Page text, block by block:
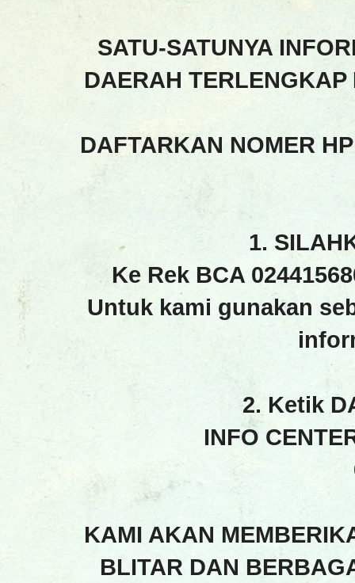
SATU-SATUNYA
DAERAH TERLENGKAP
DAFTARKAN NOMER
1.
Ke Rek BCA
Untuk kami gunakan
2. Ketik
INFO
KAMI AKAN
BLITAR DAN